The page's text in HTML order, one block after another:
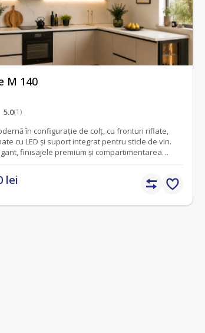
M 140
5.0(1)
în configurație de colț, cu fronturi riflate,
cu LED și suport integrat pentru sticle de vin.
finisajele premium și compartimentarea
contemporane. Produs realizat exclusiv pe
personalizabil în funcție de spațiu și preferințe.
lei